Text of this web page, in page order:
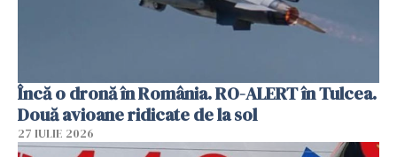
Încă o dronă în România. RO-ALERT în Tulcea.
Două avioane ridicate de la sol
27 IULIE 2026